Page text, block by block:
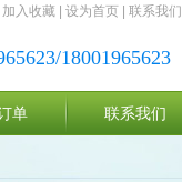
加入收藏 设为首页 联系我们
18001965623
单 联系我们